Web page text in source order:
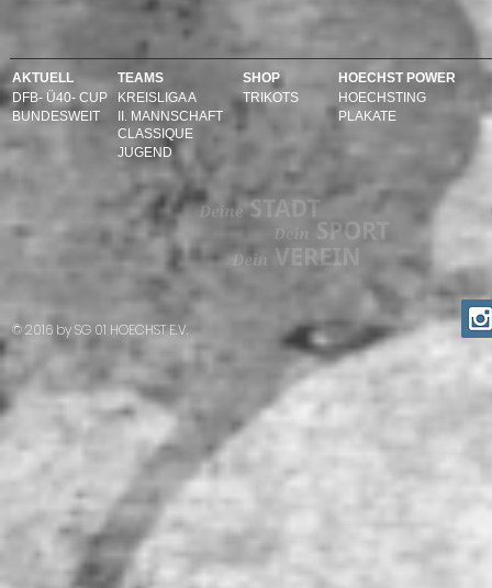
AKTUELL
DFB- Ü40- CUP
BUNDESWEIT
TEAMS
KREISLIGA A
II. MANNSCHAFT
CLASSIQUE
SHOP
TRIKOTS
JUGEND
HOECHST POWER
HOECHSTING
PLAKATE
© 2016 by SG 01 HOECHST E.V.